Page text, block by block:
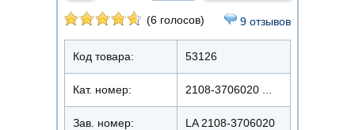
(6 голосов) 9 отзывов
Код товара: 53126
Кат. номер: 2108-3706020 ...
Зав. номер: LA 2108-3706020